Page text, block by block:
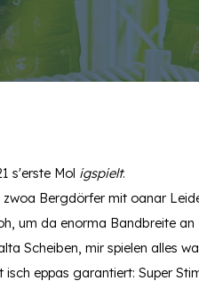
s'erste Mol igspielt.
zwoa Bergdörfer mit oanar
, um da enorma Bandbreite an
Scheiben, mir spielen alles
isch eppas garantiert: Super